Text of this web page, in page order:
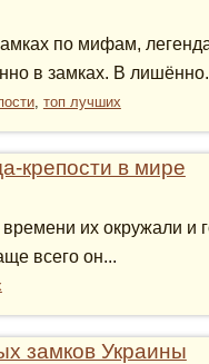
по мифам,
в замках. В
, топ лучших
крепости в мире
времени их окружали
всего он...
замков Украины